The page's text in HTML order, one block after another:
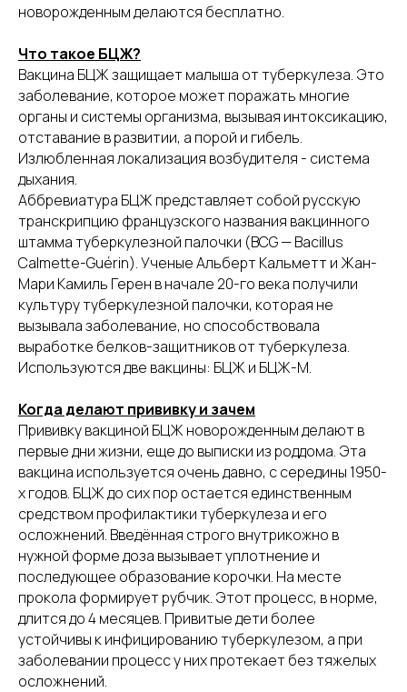
новорожденным делаются бесплатно.
Что такое БЦЖ?
Вакцина БЦЖ защищает малыша от туберкулеза. Это
заболевание, которое может поражать многие
органы и системы организма, вызывая интоксикацию,
отставание в развитии, а порой и гибель.
Излюбленная локализация возбудителя - система
дыхания.
Аббревиатура БЦЖ представляет собой русскую
транскрипцию французского названия вакцинного
штамма туберкулезной палочки (BCG — Bacillus
Calmette-Guérin). Ученые Альберт Кальметт и Жан-
Мари Камиль Герен в начале 20-го века получили
культуру туберкулезной палочки, которая не
вызывала заболевание, но способствовала
выработке белков-защитников от туберкулеза.
Используются две вакцины: БЦЖ и БЦЖ-М.
Когда делают прививку и зачем
Прививку вакциной БЦЖ новорожденным делают в
первые дни жизни, еще до выписки из роддома. Эта
вакцина используется очень давно, с середины 1950-
х годов. БЦЖ до сих пор остается единственным
средством профилактики туберкулеза и его
осложнений. Введённая строго внутрикожно в
нужной форме доза вызывает уплотнение и
последующее образование корочки. На месте
прокола формирует рубчик. Этот процесс, в норме,
длится до 4 месяцев. Привитые дети более
устойчивы к инфицированию туберкулезом, а при
заболевании процесс у них протекает без тяжелых
осложнений.